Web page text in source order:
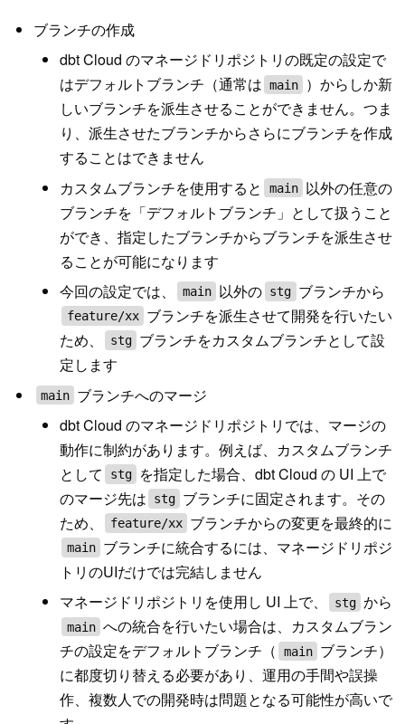
ブランチの作成
dbt Cloud のマネージドリポジトリの既定の設定で
はデフォルトブランチ（通常は main
）からしか新
しいブランチを派生させることができません。つま
り、派生させたブランチからさらにブランチを作成
することはできません
カスタムブランチを使用すると
main 以外の任意の
ブランチを「デフォルトブランチ」として扱うこと
ができ、指定したブランチからブランチを派生させ
ることが可能になります
今回の設定では、
main 以外の stg ブランチから
feature/xx ブランチを派生させて開発を行いたい
ため、
stg ブランチをカスタムブランチとして設
定します
main ブランチへのマージ
dbt Cloud のマネージドリポジトリでは、マージの
動作に制約があります。例えば、カスタムブランチ
として
stg
を指定した場合、dbt Cloud の UI 上で
のマージ先は
stg ブランチに固定されます。その
ため、
feature/xx ブランチからの変更を最終的に
main ブランチに統合するには、マネージドリポジ
トリのUIだけでは完結しません
マネージドリポジトリを使用し UI 上で、
stg から
main への統合を行いたい場合は、カスタムブラン
チの設定をデフォルトブランチ（
main ブランチ）
に都度切り替える必要があり、運用の手間や誤操
作、複数人での開発時は問題となる可能性が高いで